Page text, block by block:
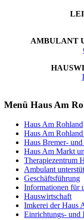
AMBULANT
Menü Haus Am
Haus Am Rohland
Haus Am
Haus Bremer-
Haus Am Markt
Therapiezentrum
Ambulant
Geschäftsführung
Informationen für
Hauswirtschaft
Imkerei der Haus
Einrichtungs- und